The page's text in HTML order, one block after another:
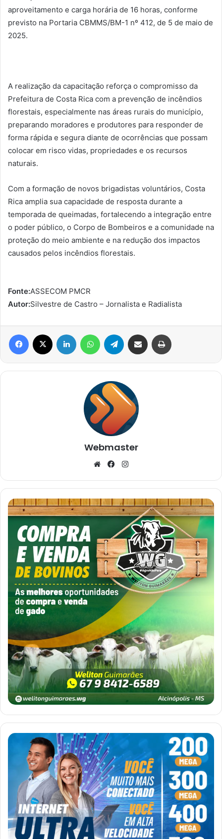
aproveitamento e carga horária de 16 horas, conforme
previsto na Portaria CBMMS/BM-1 nº 412, de 5 de maio de
2025.
A realização da capacitação reforça o compromisso da
Prefeitura de Costa Rica com a prevenção de incêndios
florestais, especialmente nas áreas rurais do município,
preparando moradores e produtores para responder de
forma rápida e segura diante de ocorrências que possam
colocar em risco vidas, propriedades e os recursos
naturais.
Com a formação de novos brigadistas voluntários, Costa
Rica amplia sua capacidade de resposta durante a
temporada de queimadas, fortalecendo a integração entre
o poder público, o Corpo de Bombeiros e a comunidade na
proteção do meio ambiente e na redução dos impactos
causados pelos incêndios florestais.
Fonte:ASSECOM PMCR
Autor:Silvestre de Castro – Jornalista e Radialista
Facebook Linkedin WhatsAppTelegram Compartilhar via e-mail
Webmaster
WebsiteFacebook